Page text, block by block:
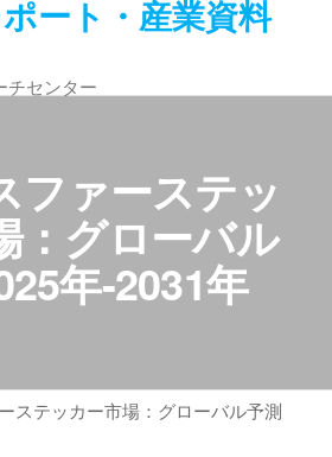
ート・産業資料
チセンター
ファーステッ
：グローバル
年-2031年
ステッカー市場：グローバル予測